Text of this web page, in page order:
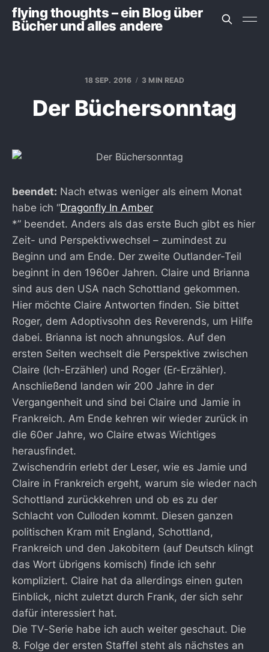
flying thoughts – ein Blog über
Bücher und alles andere
18 SEP. 2016 3 MIN READ
Der Büchersonntag
beendet: Nach etwas weniger als einem Monat
habe ich “Dragonfly In Amber
*” beendet. Anders als das erste Buch gibt es hier
Zeit- und Perspektivwechsel – zumindest zu
Beginn und am Ende. Der zweite Outlander-Teil
beginnt in den 1960er Jahren. Claire und Brianna
sind aus den USA nach Schottland gekommen.
Hier möchte Claire Antworten finden. Sie bittet
Roger, dem Adoptivsohn des Reverends, um Hilfe
dabei. Brianna ist noch ahnungslos. Auf den
ersten Seiten wechselt die Perspektive zwischen
Claire (Ich-Erzähler) und Roger (Er-Erzähler).
Anschließend landen wir 200 Jahre in der
Vergangenheit und sind bei Claire und Jamie in
Frankreich. Am Ende kehren wir wieder zurück in
die 60er Jahre, wo Claire etwas Wichtiges
herausfindet.
Zwischendrin erlebt der Leser, wie es Jamie und
Claire in Frankreich ergeht, warum sie wieder nach
Schottland zurückkehren und ob es zu der
Schlacht von Culloden kommt. Diesen ganzen
politischen Kram mit England, Schottland,
Frankreich und den Jakobitern (auf Deutsch klingt
das Wort übrigens komisch) finde ich sehr
kompliziert. Claire hat da allerdings einen guten
Einblick, nicht zuletzt durch Frank, der sich sehr
dafür interessiert hat.
Die TV-Serie habe ich auch weiter geschaut. Die
8. Folge der ersten Staffel steht als nächstes an